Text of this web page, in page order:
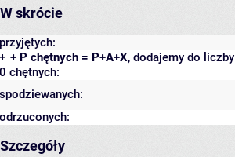
W skrócie
przyjętych:
+ P chętnych = P+A+X, dodajemy do
+
0 chętnych:
spodziewanych:
odrzuconych:
Szczegóły